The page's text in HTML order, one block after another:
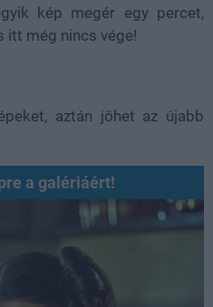
kép megér egy percet,
itt még nincs vége!
aztán jöhet az újabb
a galériáért!